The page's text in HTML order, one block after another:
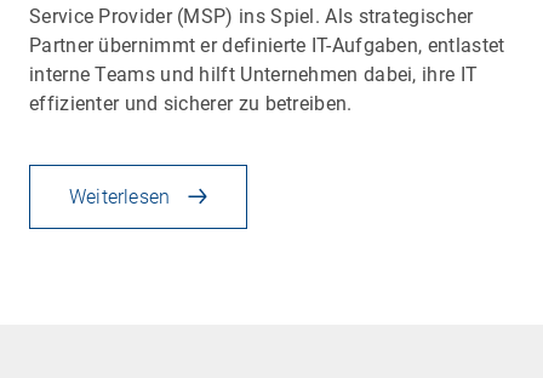
Service Provider (MSP) ins Spiel. Als strategischer
Partner übernimmt er definierte IT-Aufgaben, entlastet
interne Teams und hilft Unternehmen dabei, ihre IT
effizienter und sicherer zu betreiben.
Weiterlesen